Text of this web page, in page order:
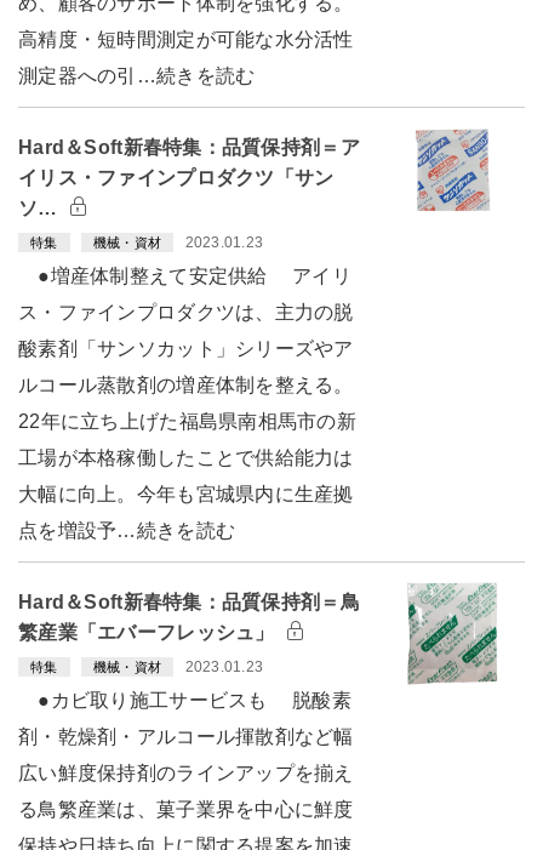
高精度・短時間測定が可能な水分活性
測定器への引…続きを読む
Hard＆Soft新春特集：品質保持剤＝ア
イリス・ファインプロダクツ「サン
ソ…
特集 機械・資材 2023.01.23
●増産体制整えて安定供給 アイリ
ス・ファインプロダクツは、主力の脱
酸素剤「サンソカット」シリーズやア
ルコール蒸散剤の増産体制を整える。
22年に立ち上げた福島県南相馬市の新
工場が本格稼働したことで供給能力は
大幅に向上。今年も宮城県内に生産拠
点を増設予…続きを読む
Hard＆Soft新春特集：品質保持剤＝鳥
繁産業「エバーフレッシュ」
特集 機械・資材 2023.01.23
●カビ取り施工サービスも 脱酸素
剤・乾燥剤・アルコール揮散剤など幅
広い鮮度保持剤のラインアップを揃え
る鳥繁産業は、菓子業界を中心に鮮度
保持や日持ち向上に関する提案を加速